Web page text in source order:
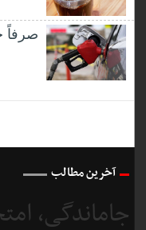
صرفاً
آخرین مطالب
جاماندگی،